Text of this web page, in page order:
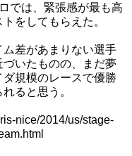
では、緊張感が最も高
をしてもらえた。
差があまりない選手
いたものの、まだ夢
規模のレースで優勝
ると思う。
nice/2014/us/stage-